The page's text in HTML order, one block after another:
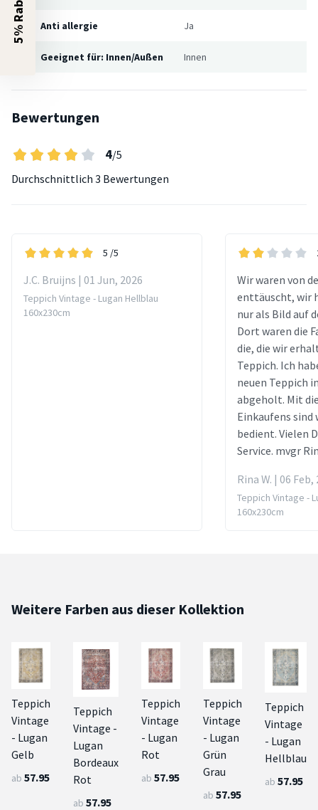
Anti allergie Ja
Geeignet für: Innen/Außen Innen
Bewertungen
4/5
Durchschnittlich 3 Bewertungen
5 /5
J.C. Bruijns | 01 Jun, 2026
Teppich Vintage - Lugan Hellblau
160x230cm
Wir waren von
enttäuscht, wir
nur als Bild auf
Dort waren die
die, die wir
Teppich. Ich
neuen Teppich
abgeholt. Mit
Einkaufens sind
bedient. Vielen
Service. mvgr
Rina W. | 06 Feb,
Teppich Vintage -
160x230cm
Weitere Farben aus dieser Kollektion
Teppich
Vintage
- Lugan
Gelb
ab 57.95
Teppich
Vintage -
Lugan
Bordeaux
Rot
ab 57.95
Teppich
Vintage
- Lugan
Rot
ab 57.95
Teppich
Vintage
- Lugan
Grün
Grau
ab 57.95
Teppich
Vintage
- Lugan
Hellblau
ab 57.95